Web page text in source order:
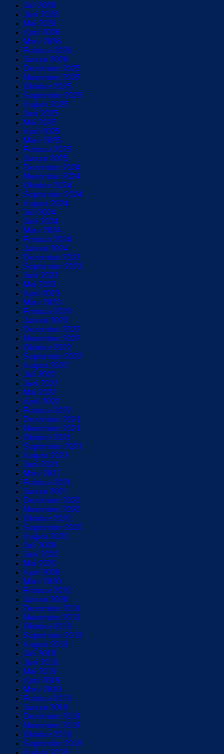
Juli 2026
Juni 2026
Mai 2026
April 2026
März 2026
Februar 2026
Januar 2026
Dezember 2025
November 2025
Oktober 2025
September 2025
August 2025
Juni 2025
Mai 2025
April 2025
März 2025
Februar 2025
Januar 2025
Dezember 2024
November 2024
Oktober 2024
September 2024
August 2024
Juli 2024
Juni 2024
März 2024
Februar 2024
Januar 2024
Dezember 2023
September 2023
Juni 2023
Mai 2023
April 2023
März 2023
Februar 2023
Januar 2023
Dezember 2022
November 2022
Oktober 2022
September 2022
August 2022
Juli 2022
Juni 2022
Mai 2022
April 2022
Februar 2022
Dezember 2021
November 2021
Oktober 2021
September 2021
August 2021
Juni 2021
März 2021
Februar 2021
Januar 2021
Dezember 2020
November 2020
Oktober 2020
September 2020
August 2020
Juli 2020
Juni 2020
Mai 2020
April 2020
März 2020
Februar 2020
Januar 2020
Dezember 2019
November 2019
Oktober 2019
September 2019
August 2019
Juli 2019
Juni 2019
Mai 2019
April 2019
März 2019
Februar 2019
Januar 2019
Dezember 2018
November 2018
Oktober 2018
September 2018